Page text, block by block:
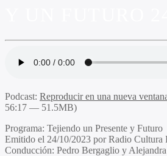
Podcast: Reproducir en una nueva
56:17 — 51.5MB)
Programa: Tejiendo un Presente y Futuro
Emitido el 24/10/2023 por Radio
Conducción: Pedro Bergaglio y